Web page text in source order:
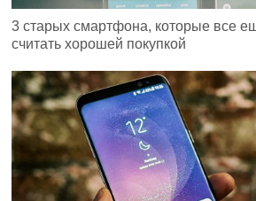
3 старых смартфона, которые все
считать хорошей покупкой